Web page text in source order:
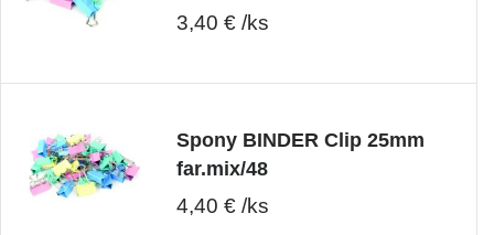
3,40 € /ks
Spony BINDER Clip 25mm
far.mix/48
4,40 € /ks